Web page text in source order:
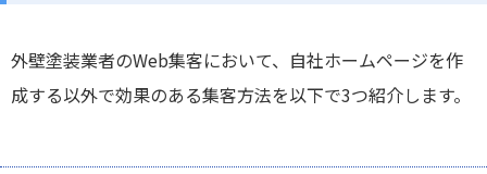
外壁塗装業者のWeb集客において、自社ホームページを作
成する以外で効果のある集客方法を以下で3つ紹介します。